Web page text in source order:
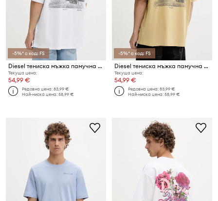
-5%* с код: FS
Diesel тениска мъжка памучна T-BOGGY-V2
Текуща цена:
54,99 €
Редовна цена:83,99 €
Най-ниска цена:58,99 €
-5%* с код: FS
Diesel тениска мъжка памучна T-BOGGY-V2
Текуща цена:
54,99 €
Редовна цена:83,99 €
Най-ниска цена:58,99 €